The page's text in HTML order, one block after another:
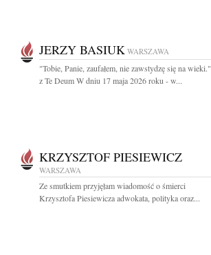
JERZY BASIUK WARSZAWA
"Tobie, Panie, zaufałem, nie zawstydzę się na wieki."
z Te Deum W dniu 17 maja 2026 roku - w...
KRZYSZTOF PIESIEWICZ
WARSZAWA
Ze smutkiem przyjęłam wiadomość o śmierci
Krzysztofa Piesiewicza adwokata, polityka oraz...